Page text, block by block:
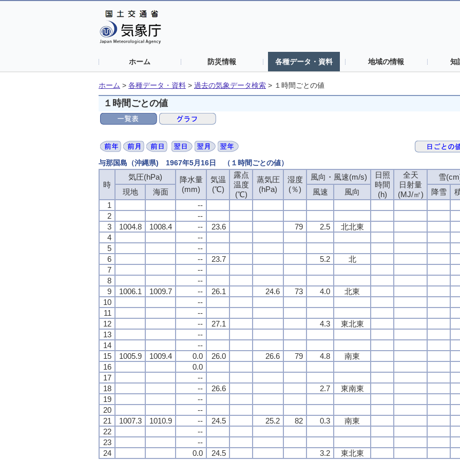
ホーム 防災情報 各種データ・資料 地域の情報 知
ホーム > 各種データ・資料 > 過去の気象データ検索 > １時間ごとの値
１時間ごとの値
与那国島（沖縄県) 1967年5月16日 （１時間ごとの値）
時
気圧(hPa)
降水量
(mm)
気温
(℃)
露点
温度
(℃)
蒸気圧
(hPa)
湿度
(％)
風向・風速(m/s)
日照
時間
(h)
全天
日射量
(MJ/㎡)
雪
現地 海面 風速 風向 降雪
1
--
2
--
3
1004.8 1008.4 -- 23.6 79 2.5
北北東
4
--
5
--
6
-- 23.7 5.2
北
7
--
8
--
9
1006.1 1009.7 -- 26.1 24.6 73 4.0 北東
10
--
11
--
12
-- 27.1 4.3
東北東
13
--
14
--
15
1005.9 1009.4 0.0 26.0 26.6 79 4.8 南東
16
0.0
17
--
18
-- 26.6 2.7
東南東
19
--
20
--
21
1007.3 1010.9 -- 24.5 25.2 82 0.3 南東
22
--
23
--
24
0.0 24.5 3.2 東北東